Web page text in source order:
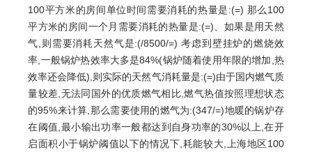
100平方米的房间单位时间需要消耗的热量是:(=) 那么100
平方米的房间一个月需要消耗的热量是:(=)、如果是用天然
气,则需要消耗天然气是:(/8500/=) 考虑到壁挂炉的燃烧效
率,一般锅炉热效率大多是84%(锅炉随着使用年限的增加,热
效率还会降低),则实际的天然气消耗量是:(=)由于国内燃气质
量较差,无法同国外的优质燃气相比,燃气热值按照理想状态
的95%来计算,那么需要使用的燃气为:(347/=)地暖的锅炉存
在阈值,最小输出功率一般都达到自身功率的30%以上,在开
启面积小于锅炉阈值以下的情况下,耗能较大,上海地区100